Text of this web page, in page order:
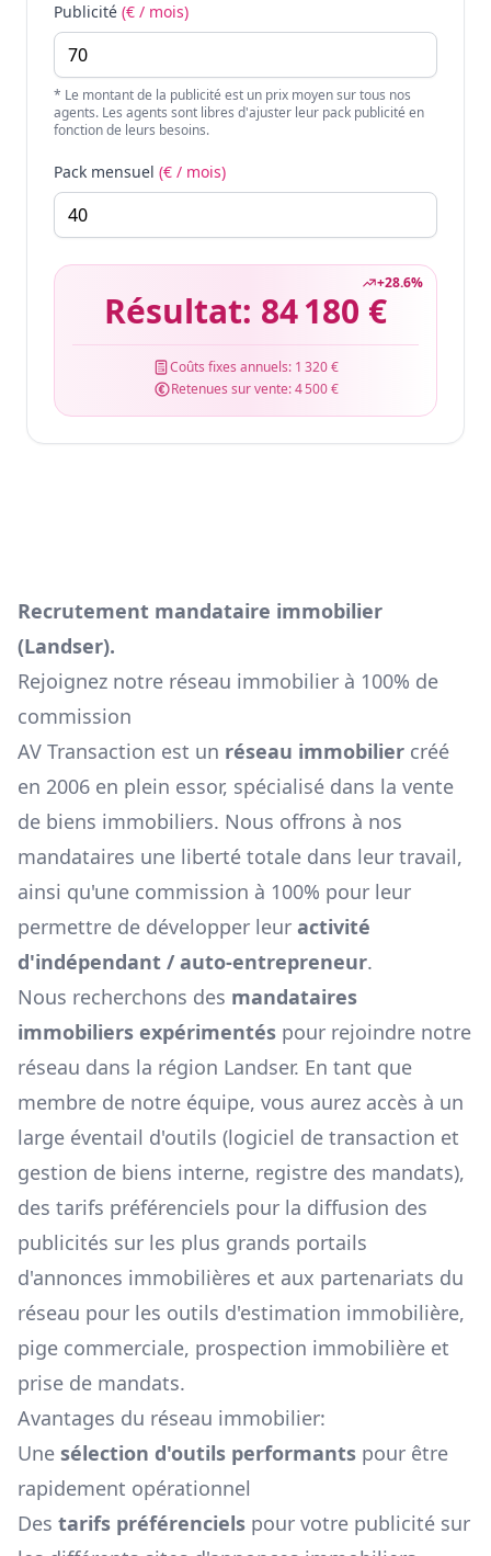
Publicité (€ / mois)
* Le montant de la publicité est un prix moyen sur tous nos
agents. Les agents sont libres d'ajuster leur pack publicité en
fonction de leurs besoins.
Pack mensuel (€ / mois)
+28.6%
Résultat: 84 180 €
Coûts fixes annuels: 1 320 €
Retenues sur vente:4 500 €
Recrutement mandataire immobilier
(Landser).
Rejoignez notre réseau immobilier à 100% de
commission
AV Transaction est un réseau immobilier créé
en 2006 en plein essor, spécialisé dans la vente
de biens immobiliers. Nous offrons à nos
mandataires une liberté totale dans leur travail,
ainsi qu'une commission à 100% pour leur
permettre de développer leur activité
d'indépendant / auto-entrepreneur.
Nous recherchons des mandataires
immobiliers expérimentés pour rejoindre notre
réseau dans la région Landser. En tant que
membre de notre équipe, vous aurez accès à un
large éventail d'outils (logiciel de transaction et
gestion de biens interne, registre des mandats),
des tarifs préférenciels pour la diffusion des
publicités sur les plus grands portails
d'annonces immobilières et aux partenariats du
réseau pour les outils d'estimation immobilière,
pige commerciale, prospection immobilière et
prise de mandats.
Avantages du réseau immobilier:
Une sélection d'outils performants pour être
rapidement opérationnel
Des tarifs préférenciels pour votre publicité sur